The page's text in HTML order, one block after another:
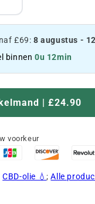
£69: 8 augustus -
binnen0u 12min
| £24.90
voorkeur
CBD-olie 💧;Alle